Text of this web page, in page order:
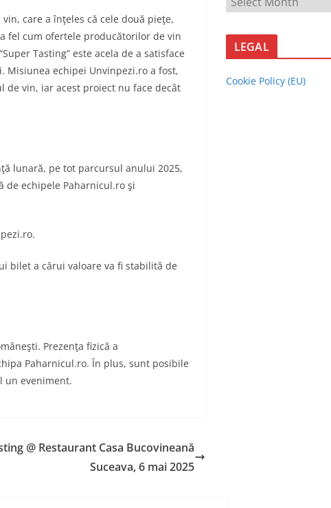
care a înţeles că cele două pieţe,
fel cum ofertele producătorilor de vin
Tasting” este acela de a satisface
Misiunea echipei Unvinpezi.ro a fost,
de vin, iar acest proiect nu face decât
lunară, pe tot parcursul anului 2025,
de echipele Paharnicul.ro şi
bilet a cărui valoare va fi stabilită de
Prezenţa fizică a
Paharnicul.ro. În plus, sunt posibile
un eveniment.
@ Restaurant Casa Bucovineană
Suceava, 6 mai 2025
R
H
A
LEGAL
Cookie Policy (EU)